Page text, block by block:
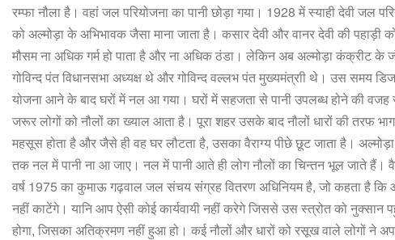
रम्फानौलाहै। वहांजलपरियोजनाकापानीछोड़ागया। 1928 मेंस्याहीदेवीजल
कोअल्मोड़ाकेअभिभावकजैसामानाजाताहै। कसारदेवीऔरवानरदेवीकीपहाड़ी
मौसमनाअधिकगर्महोपाताहैऔरनाअधिकठंडा। लेकिनअबअल्मोड़ाकंक्रीटके
गोविन्दपंतविधानसभाअध्यक्ष थेऔरगोविन्दवल्लभपंतमुख्यमंत्राी थे। उससमय
योजनाआनेकेबादघरोंमेंनलआगया। घरोंमेंसहजतासेपानीउपलब्धहोनेकीवजह
जरूरलोगोंकोनौलोंकाख्यालआताहै। पूराशहरउसकेबादनौलोंधारोंकीतरफ
महसूसहोताहैऔरजैसेहीवहघरलौटताहै, उसकावैराग्यपीछेछूटजाताहै। अल्मोड़ा
तकनलमेंपानीनाआजाए। नलमेंपानीआतेहीलोगनौलोंकाचिन्तनभूलजातेहैं।
वर्ष 1975 काकुमाऊगढ़वालजलसंचयसंग्रहवितरणअधिनियमहै, जोकहताहैकि
नहींकाटेंगे। यानिआपऐसीकोईकार्यवायीनहींकरेगेजिससेउसस्त्रोतकोनुक्सान
होगा, जिसकाअतिक्रमणनहींहुआहो। कईनौलोंऔरधारोंकोरसूखवालेलोगोंने